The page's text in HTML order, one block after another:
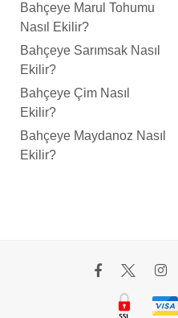
Bahçeye Marul Tohumu
Nasıl Ekilir?
Bahçeye Sarımsak Nasıl
Ekilir?
Bahçeye Çim Nasıl
Ekilir?
Bahçeye Maydanoz Nasıl
Ekilir?